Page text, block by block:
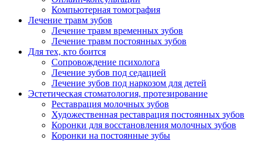
Компьютерная томография
Лечение травм зубов
Лечение травм временных зубов
Лечение травм постоянных зубов
Для тех, кто боится
Сопровождение психолога
Лечение зубов под седацией
Лечение зубов под наркозом для детей
Эстетическая стоматология, протезирование
Реставрация молочных зубов
Художественная реставрация постоянных зубов
Коронки для восстановления молочных зубов
Коронки на постоянные зубы